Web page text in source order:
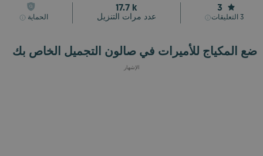
3
3 التعليقات
17.7 k
عدد مرات التنزيل الحماية
ضع المكياج للأميرات في صالون التجميل الخاص بك
الإشهار